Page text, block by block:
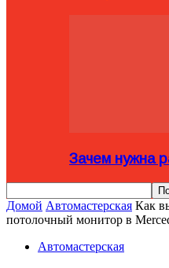
Зачем нужна
Домой Автомастерская Как
потолочный монитор в
Автомастерская